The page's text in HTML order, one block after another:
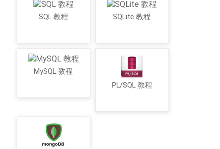
SQL 教程 SQLite 教程
MySQL 教程
PL/SQL 教程